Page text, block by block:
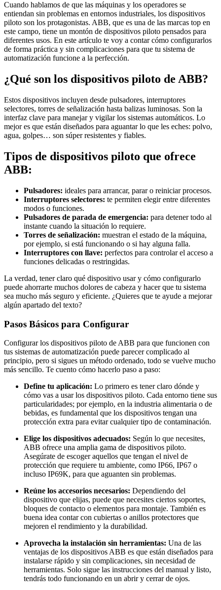
Cuando hablamos de que las máquinas y los operadores se
entiendan sin problemas en entornos industriales, los dispositivos
piloto son los protagonistas. ABB, que es una de las marcas top en
este campo, tiene un montón de dispositivos piloto pensados para
diferentes usos. En este artículo te voy a contar cómo configurarlos
de forma práctica y sin complicaciones para que tu sistema de
automatización funcione a la perfección.
¿Qué son los dispositivos piloto de ABB?
Estos dispositivos incluyen desde pulsadores, interruptores
selectores, torres de señalización hasta balizas luminosas. Son la
interfaz clave para manejar y vigilar los sistemas automáticos. Lo
mejor es que están diseñados para aguantar lo que les eches: polvo,
agua, golpes… son súper resistentes y fiables.
Tipos de dispositivos piloto que ofrece
ABB:
Pulsadores: ideales para arrancar, parar o reiniciar procesos.
Interruptores selectores: te permiten elegir entre diferentes
modos o funciones.
Pulsadores de parada de emergencia: para detener todo al
instante cuando la situación lo requiere.
Torres de señalización: muestran el estado de la máquina,
por ejemplo, si está funcionando o si hay alguna falla.
Interruptores con llave: perfectos para controlar el acceso a
funciones delicadas o restringidas.
La verdad, tener claro qué dispositivo usar y cómo configurarlo
puede ahorrarte muchos dolores de cabeza y hacer que tu sistema
sea mucho más seguro y eficiente. ¿Quieres que te ayude a mejorar
algún apartado del texto?
Pasos Básicos para Configurar
Configurar los dispositivos piloto de ABB para que funcionen con
tus sistemas de automatización puede parecer complicado al
principio, pero si sigues un método ordenado, todo se vuelve mucho
más sencillo. Te cuento cómo hacerlo paso a paso:
Define tu aplicación: Lo primero es tener claro dónde y
cómo vas a usar los dispositivos piloto. Cada entorno tiene sus
particularidades; por ejemplo, en la industria alimentaria o de
bebidas, es fundamental que los dispositivos tengan una
protección extra para evitar cualquier tipo de contaminación.
Elige los dispositivos adecuados: Según lo que necesites,
ABB ofrece una amplia gama de dispositivos piloto.
Asegúrate de escoger aquellos que tengan el nivel de
protección que requiere tu ambiente, como IP66, IP67 o
incluso IP69K, para que aguanten sin problemas.
Reúne los accesorios necesarios: Dependiendo del
dispositivo que elijas, puede que necesites ciertos soportes,
bloques de contacto o elementos para montaje. También es
buena idea contar con cubiertas o anillos protectores que
mejoren el rendimiento y la durabilidad.
Aprovecha la instalación sin herramientas: Una de las
ventajas de los dispositivos ABB es que están diseñados para
instalarse rápido y sin complicaciones, sin necesidad de
herramientas. Solo sigue las instrucciones del manual y listo,
tendrás todo funcionando en un abrir y cerrar de ojos.